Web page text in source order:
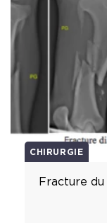
CHIRURGIE
Fracture du